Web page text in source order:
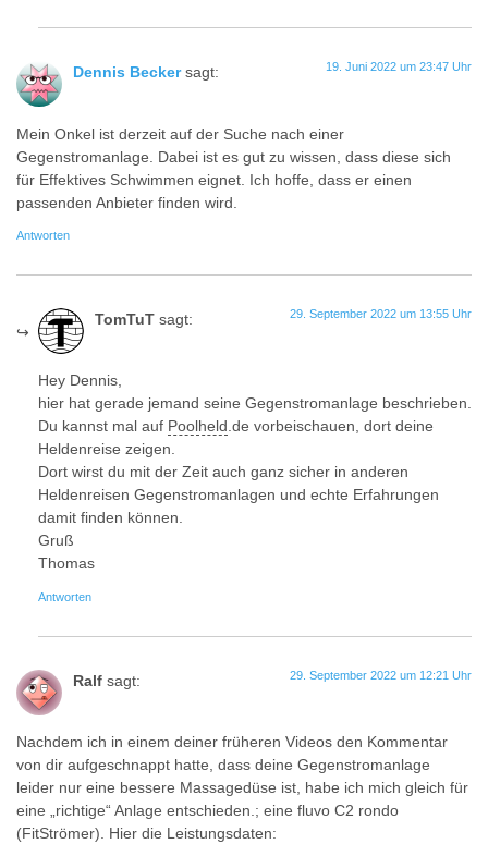
Dennis Becker sagt: 19. Juni 2022 um 23:47 Uhr
Mein Onkel ist derzeit auf der Suche nach einer
Gegenstromanlage. Dabei ist es gut zu wissen, dass diese sich
für Effektives Schwimmen eignet. Ich hoffe, dass er einen
passenden Anbieter finden wird.
Antworten
TomTuT sagt: 29. September 2022 um 13:55 Uhr
Hey Dennis,
hier hat gerade jemand seine Gegenstromanlage beschrieben.
Du kannst mal auf Poolheld.de vorbeischauen, dort deine
Heldenreise zeigen.
Dort wirst du mit der Zeit auch ganz sicher in anderen
Heldenreisen Gegenstromanlagen und echte Erfahrungen
damit finden können.
Gruß
Thomas
Antworten
Ralf sagt: 29. September 2022 um 12:21 Uhr
Nachdem ich in einem deiner früheren Videos den Kommentar
von dir aufgeschnappt hatte, dass deine Gegenstromanlage
leider nur eine bessere Massagedüse ist, habe ich mich gleich für
eine „richtige“ Anlage entschieden.; eine fluvo C2 rondo
(FitStrömer). Hier die Leistungsdaten: